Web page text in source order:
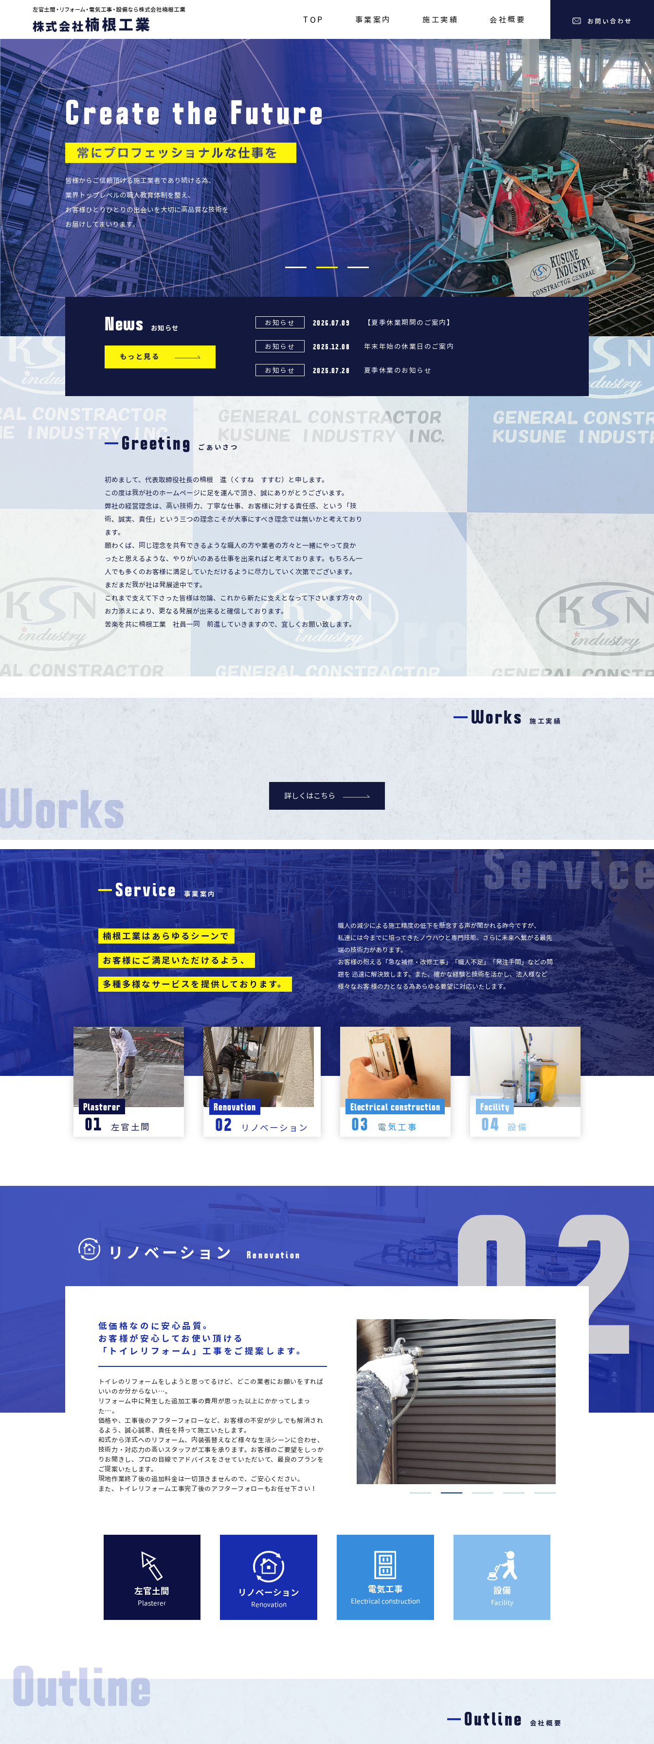
TOP 事業案内 施工実績 会社概要
Create the Future
皆様からご信頼頂ける施工業者であり続ける為、
業界トップレベルの職人教育体制を整え、
お客様ひとりひとりの出会いを大切に高品質な技術を
お届けしてまいります。
News お知らせ
もっと見る
お知らせ 2026.07.09 【夏季休業期間のご案内】
お知らせ 2025.12.08 年末年始の休業日のご案内
お知らせ 2025.07.28 夏季休業のお知らせ
Greeting ごあいさつ
初めまして、代表取締役社長の楠根 進（くすね すすむ）と申します。
この度は我が社のホームページに足を運んで頂き、誠にありがとうございます。
弊社の経営理念は、高い技術力、丁寧な仕事、お客様に対する責任感、という「技
術、誠実、責任」という三つの理念こそが大事にすべき理念では無いかと考えており
ます。
願わくば、同じ理念を共有できるような職人の方や業者の方々と一緒にやって良か
ったと思えるような、やりがいのある仕事を出来ればと考えております。もちろん一
人でも多くのお客様に満足していただけるように尽力していく次第でございます。
まだまだ我が社は発展途中です。
これまで支えて下さった皆様は勿論、これから新たに支えとなって下さいます方々の
お力添えにより、更なる発展が出来ると確信しております。
苦楽を共に楠根工業 社員一同 前進していきますので、宜しくお願い致します。
Works 施工実績
詳しくはこちら
Service 事業案内
楠根工業はあらゆるシーンで
お客様にご満足いただけるよう、
多種多様なサービスを提供しております。
職人の減少による施工精度の低下を懸念する声が聞かれる昨今ですが、
私達には今までに培ってきたノウハウと専門技能、さらに未来へ繋がる最先
端の技術力があります。
お客様の抱える「急な補修・改修工事」「職人不足」「発注手間」などの問
題を 迅速に解決致します。また、確かな経験と技術を活かし、法人様など
様々なお客 様の力となる為あらゆる要望に対応いたします。
Plasterer
01 左官土間
Renovation
02 リノベーション
Electrical construction
03 電気工事
Facility
04 設備
リノベーション Renovation 02
低価格なのに安心品質。
お客様が安心してお使い頂ける
「トイレリフォーム」工事を ご提案します。
トイレのリフォームをしようと思ってるけど、どこの業者にお願いをすれば
いいのか分からない…。
リフォーム中に発生した追加工事の費用が思った以上にかかってしまっ
た…。
価格や、工事後のアフターフォローなど、お客様の不安が少しでも解消され
るよう、誠心誠意、責任を持って施工いたします。
和式から洋式へのリフォーム、内装張替えなど様々な生活シーンに合わせ、
技術力・対応力の高いスタッフが工事を承ります。お客様のご要望をしっか
りお聞きし、プロの目線でアドバイスをさせていただいて、最良のプランを
ご提案いたします。
現地作業終了後の追加料金は一切頂きませんので、ご安心ください。
また、トイレリフォーム工事完了後のアフターフォローもお任せ下さい！
左官土間
Plasterer
リノベーション
Renovation
電気工事
Electrical construction
設備
Facility
Outline 会社概要